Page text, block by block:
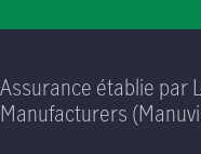
Assurance établie par
Manufacturers